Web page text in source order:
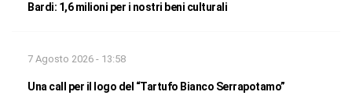
Bardi: 1,6 milioni per i nostri beni culturali
7 Agosto 2026 - 13:58
Una call per il logo del “Tartufo Bianco Serrapotamo”